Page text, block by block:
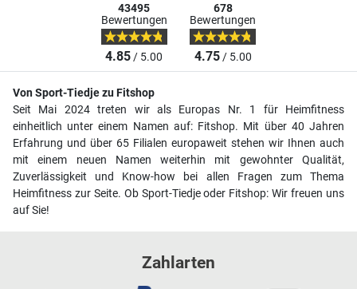
43495
Bewertungen
4.85/ 5.00
678
Bewertungen
4.75/ 5.00
Von Sport-Tiedje zu Fitshop
Seit Mai 2024 treten wir als Europas Nr. 1 für Heimfitness
einheitlich unter einem Namen auf: Fitshop. Mit über 40 Jahren
Erfahrung und über 65 Filialen europaweit stehen wir Ihnen auch
mit einem neuen Namen weiterhin mit gewohnter Qualität,
Zuverlässigkeit und Know-how bei allen Fragen zum Thema
Heimfitness zur Seite. Ob Sport-Tiedje oder Fitshop: Wir freuen uns
auf Sie!
Zahlarten